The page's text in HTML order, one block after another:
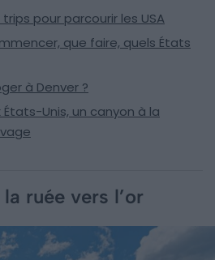
pour parcourir les USA
que faire, quels États
à Denver ?
Unis, un canyon à la
ruée vers l’or